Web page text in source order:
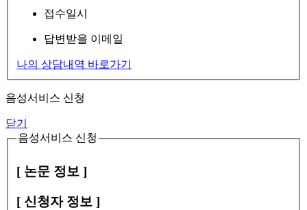
접수일시
답변받을 이메일
나의 상담내역 바로가기
음성서비스 신청
닫기
음성서비스 신청
[ 논문 정보 ]
[ 신청자 정보 ]